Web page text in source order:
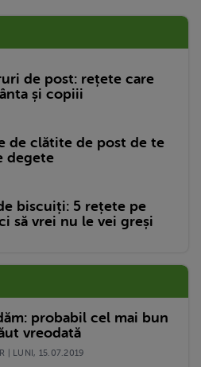
de post: rețete care
și copiii
de clătite de post de te
degete
biscuiți: 5 rețete pe
să vrei nu le vei greși
probabil cel mai bun
vreodată
| LUNI, 15.07.2019